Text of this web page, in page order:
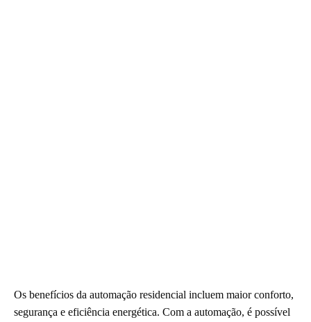
Os benefícios da automação residencial incluem maior conforto,
segurança e eficiência energética. Com a automação, é possível